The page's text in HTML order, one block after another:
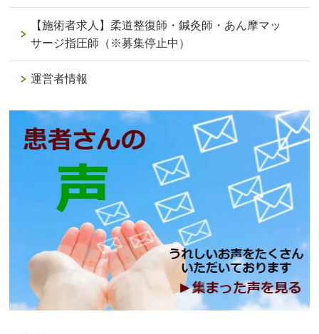
【施術者求人】柔道整復師・鍼灸師・あん摩マッ
サージ指圧師（※募集停止中）
運営者情報